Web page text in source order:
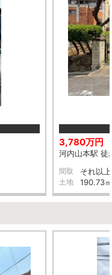
3,780万円
河内山本駅 徒
間取 それ以上
土地 190.73㎡